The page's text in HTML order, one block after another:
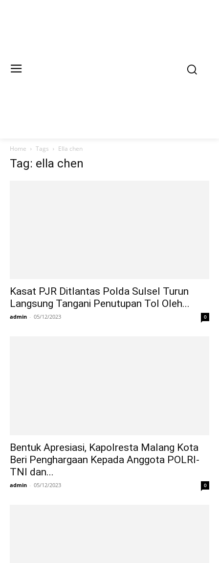
Home Tags Ella chen
Tag: ella chen
Kasat PJR Ditlantas Polda Sulsel Turun
Langsung Tangani Penutupan Tol Oleh...
admin - 05/12/2023 0
Bentuk Apresiasi, Kapolresta Malang Kota
Beri Penghargaan Kepada Anggota POLRI-
TNI dan...
admin - 05/12/2023 0